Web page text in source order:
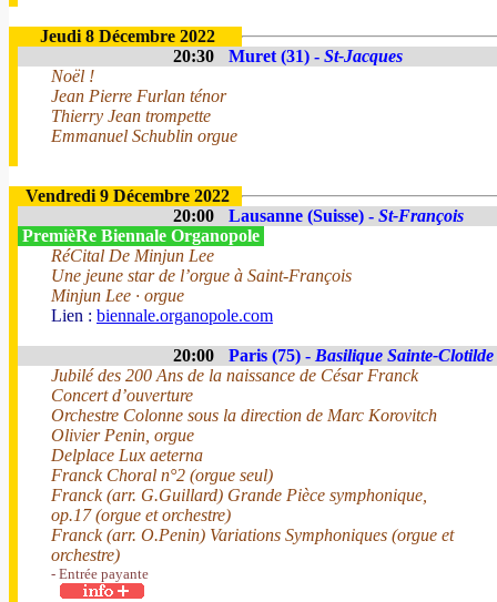
Jeudi 8 Décembre 2022
20:30
Muret (31) - St-Jacques
Noël !
Jean Pierre Furlan ténor
Thierry Jean trompette
Emmanuel Schublin orgue
Vendredi 9 Décembre 2022
20:00
Lausanne (Suisse) - St-François
PremièRe Biennale Organopole
RéCital De Minjun Lee
Une jeune star de l’orgue à Saint-François
Minjun Lee · orgue
Lien : biennale.organopole.com
20:00 Paris (75) - Basilique Sainte-Clotilde
Jubilé des 200 Ans de la naissance de César Franck
Concert d’ouverture
Orchestre Colonne sous la direction de Marc Korovitch
Olivier Penin, orgue
Delplace Lux aeterna
Franck Choral n°2 (orgue seul)
Franck (arr. G.Guillard) Grande Pièce symphonique,
op.17 (orgue et orchestre)
Franck (arr. O.Penin) Variations Symphoniques (orgue et
orchestre)
- Entrée payante